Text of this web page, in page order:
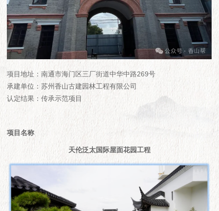
项目地址：南通市海门区三厂街道中华中路269号
承建单位：苏州香山古建园林工程有限公司
认定结果：传承示范项目
项目名称
天伦泛太国际屋面花园工程